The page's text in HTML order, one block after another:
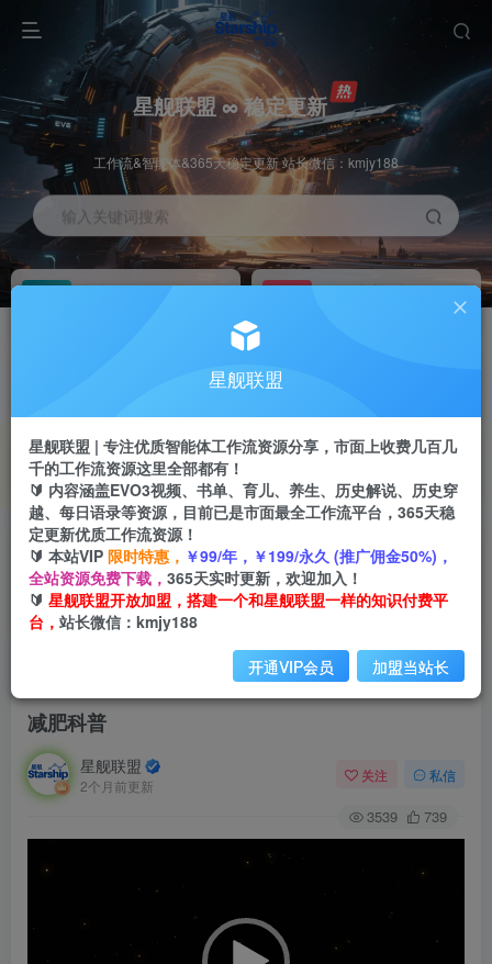
星舰联盟 ∞ 稳定更新
工作流&智能体&365天稳定更新 站长微信：kmjy188
输入关键词搜索
加入会员 工作流主页
每周免费工作流体验
站长招募
推荐
项目周期预估10年
减肥科普
星舰联盟
2个月前更新
关注 私信
3539 739
星舰联盟
星舰联盟 | 专注优质智能体工作流资源分享，市面上收费几百几
千的工作流资源这里全部都有！
🔰 内容涵盖EVO3视频、书单、育儿、养生、历史解说、历史穿
越、每日语录等资源，目前已是市面最全工作流平台，365天稳
定更新优质工作流资源！
🔰 本站VIP 限时特惠， ￥99/年，￥199/永久 (推广佣金50%)，
全站资源免费下载， 365天实时更新，欢迎加入！
🔰 星舰联盟开放加盟，搭建一个和星舰联盟一样的知识付费平
台， 站长微信：kmjy188
开通VIP会员 加盟当站长